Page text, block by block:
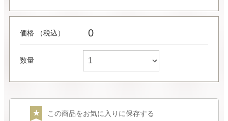
価格 （税込） 0
数量
この商品をお気に入りに保存する